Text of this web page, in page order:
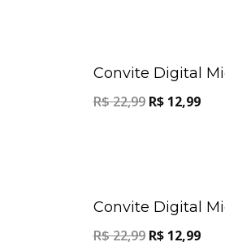
Convite Digital
R$22,99 R$12,99
Convite Digital
R$22,99 R$12,99